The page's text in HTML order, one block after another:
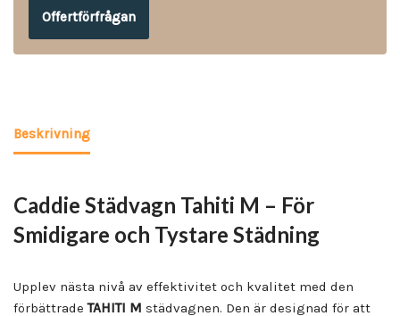
Offertförfrågan
Beskrivning
Caddie Städvagn Tahiti M – För
Smidigare och Tystare Städning
Upplev nästa nivå av effektivitet och kvalitet med den
förbättradeTAHITI M städvagnen. Den är designad för att